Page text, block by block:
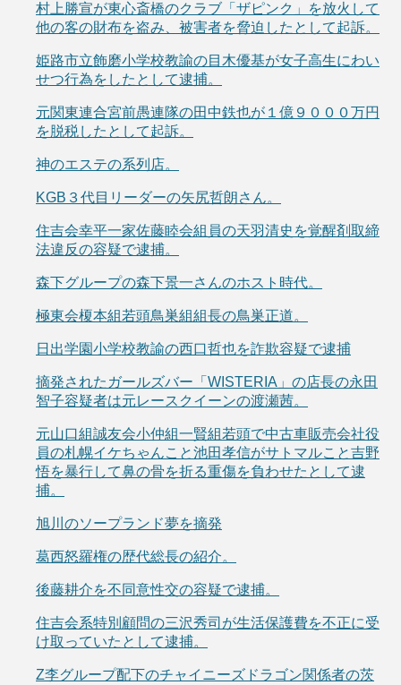
村上勝宣が東心斎橋のクラブ「ザピンク」を放火して
他の客の財布を盗み、被害者を脅迫したとして起訴。
姫路市立飾磨小学校教諭の目木優基が女子高生にわい
せつ行為をしたとして逮捕。
元関東連合宮前愚連隊の田中鉄也が１億９０００万円
を脱税したとして起訴。
神のエステの系列店。
KGB３代目リーダーの矢尻哲朗さん。
住吉会幸平一家佐藤睦会組員の天羽清史を覚醒剤取締
法違反の容疑で逮捕。
森下グループの森下景一さんのホスト時代。
極東会榎本組若頭鳥巣組組長の鳥巣正道。
日出学園小学校教諭の西口哲也を詐欺容疑で逮捕
摘発されたガールズバー「WISTERIA」の店長の永田
智子容疑者は元レースクイーンの渡瀬茜。
元山口組誠友会小仲組一賢組若頭で中古車販売会社役
員の札幌イケちゃんこと池田孝信がサトマルこと吉野
悟を暴行して鼻の骨を折る重傷を負わせたとして逮
捕。
旭川のソープランド夢を摘発
葛西怒羅権の歴代総長の紹介。
後藤耕介を不同意性交の容疑で逮捕。
住吉会系特別顧問の三沢秀司が生活保護費を不正に受
け取っていたとして逮捕。
Z李グループ配下のチャイニーズドラゴン関係者の茨